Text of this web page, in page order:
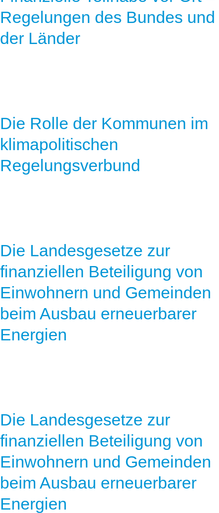
Speicher
Stromerzeugung
Forschungsnetzwerk
Bibliothek
Regelungen des Bundes und
der Länder
Die Rolle der Kommunen im
klimapolitischen
Regelungsverbund
Die Landesgesetze zur
finanziellen Beteiligung von
Einwohnern und Gemeinden
beim Ausbau erneuerbarer
Energien
Die Landesgesetze zur
finanziellen Beteiligung von
Einwohnern und Gemeinden
beim Ausbau erneuerbarer
Energien